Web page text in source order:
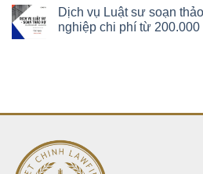
Dịch vụ Luật sư soạn
nghiệp chi phí từ 200.000